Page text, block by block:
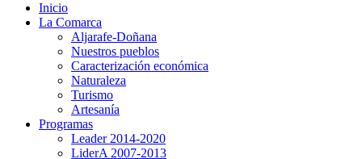
Inicio
La Comarca
Aljarafe-Doñana
Nuestros pueblos
Caracterización económica
Naturaleza
Turismo
Artesanía
Programas
Leader 2014-2020
LiderA 2007-2013